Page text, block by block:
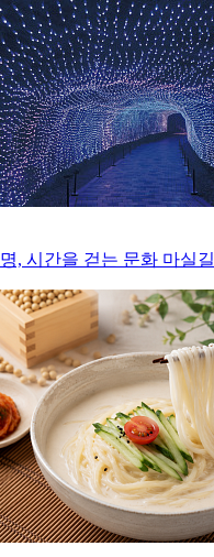
, 시간을 걷는 문화 마실길